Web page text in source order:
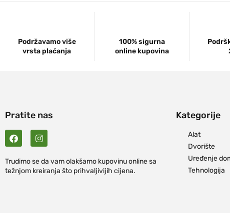
Podržavamo više
vrsta plaćanja
100% sigurna
online kupovina
Pratite nas
Trudimo se da vam olakšamo kupovinu online sa
težnjom kreiranja što prihvaljivijih cijena.
Kategorije
Alat
Dvorište
Uređenje
Tehnologija